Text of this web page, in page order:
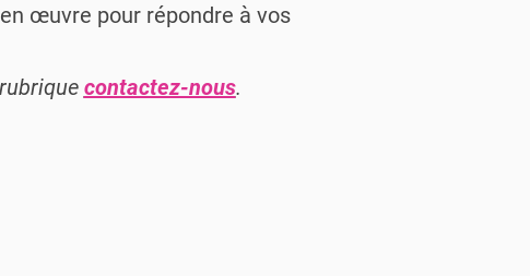
œuvre pour répondre à vos
contactez-nous.